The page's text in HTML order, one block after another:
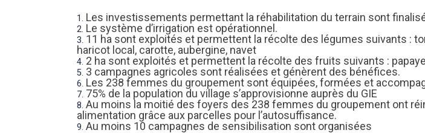
Les investissements permettant la réhabilitation du terrain sont
Le système d’irrigation est opérationnel.
11 ha sont exploités et permettent la récolte des légumes suivants :
haricot local, carotte, aubergine, navet
2 ha sont exploités et permettent la récolte des fruits suivants :
3 campagnes agricoles sont réalisées et génèrent des bénéfices.
Les 238 femmes du groupement sont équipées, formées et
75% de la population du village s’approvisionne auprès du GIE
Au moins la moitié des foyers des 238 femmes du groupement ont
alimentation grâce aux parcelles pour l’autosuffisance.
Au moins 10 campagnes de sensibilisation sont organisées